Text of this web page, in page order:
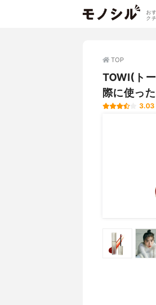
お
ク
TOP
TOWI(ト
際に使っ
3.03